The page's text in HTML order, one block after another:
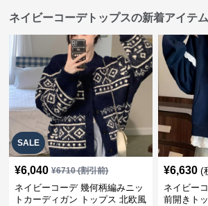
ネイビーコーデトップスの新着アイテム
SALE
¥6,040 ¥6710(割引前)
ネイビーコーデ 幾何柄編みニッ
トカーディガン トップス 北欧風
¥6,630 (
ネイビー
前開きト